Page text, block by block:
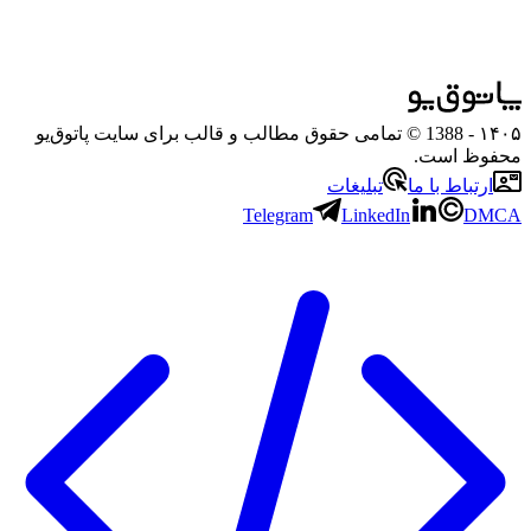
۱۴۰۵
- 1388 © تمامی حقوق مطالب و قالب برای سایت پاتوق‌یو
محفوظ است.
ارتباط با ما
تبلیغات
Telegram
LinkedIn DMCA